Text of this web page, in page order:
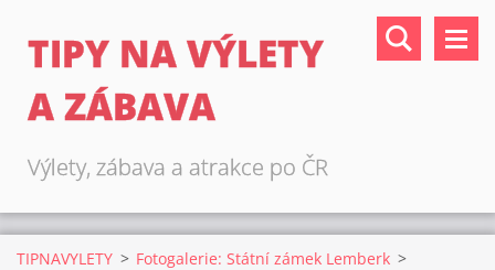
TIPY NA VÝLETY
A ZÁBAVA
Výlety, zábava a atrakce po ČR
TIPNAVYLETY > Fotogalerie: Státní zámek Lemberk >